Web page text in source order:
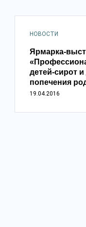
НОВОСТИ
Ярмарка-
детей-сирот
попечения
19.04.2016